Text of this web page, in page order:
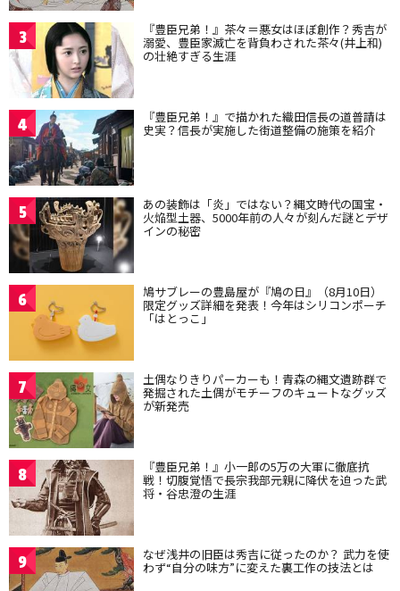
3 『豊臣兄弟！』茶々＝悪女はほぼ創作？秀吉が
溺愛、豊臣家滅亡を背負わされた茶々(井上和)
の壮絶すぎる生涯
4 『豊臣兄弟！』で描かれた織田信長の道普請は
史実？信長が実施した街道整備の施策を紹介
5 あの装飾は「炎」ではない？縄文時代の国宝・
火焔型土器、5000年前の人々が刻んだ謎とデザ
インの秘密
6 鳩サブレーの豊島屋が『鳩の日』（8月10日）
限定グッズ詳細を発表！今年はシリコンポーチ
「はとっこ」
7 土偶なりきりパーカーも！青森の縄文遺跡群で
発掘された土偶がモチーフのキュートなグッズ
が新発売
8 『豊臣兄弟！』小一郎の5万の大軍に徹底抗
戦！切腹覚悟で長宗我部元親に降伏を迫った武
将・谷忠澄の生涯
9 なぜ浅井の旧臣は秀吉に従ったのか？ 武力を使
わず“自分の味方”に変えた裏工作の技法とは